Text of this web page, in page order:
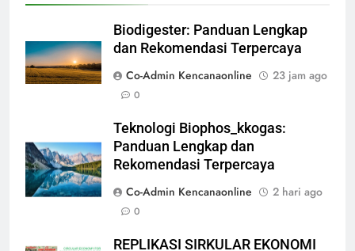
Biodigester: Panduan Lengkap
dan Rekomendasi Terpercaya
Co-Admin Kencanaonline
23 jam ago
0
Teknologi Biophos_kkogas:
Panduan Lengkap dan
Rekomendasi Terpercaya
Co-Admin Kencanaonline
2 hari ago
0
REPLIKASI SIRKULAR EKONOMI